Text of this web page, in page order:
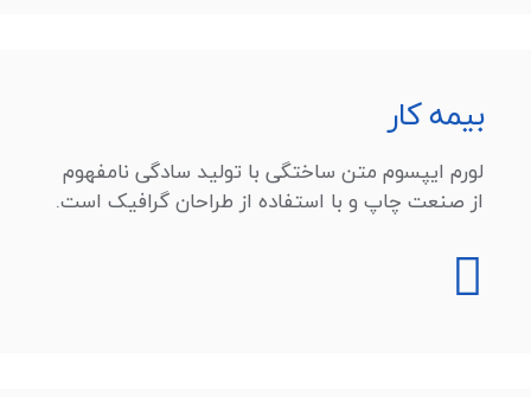
بیمه کار
لورم ایپسوم متن ساختگی با تولید سادگی نامفهوم
از صنعت چاپ و با استفاده از طراحان گرافیک است.